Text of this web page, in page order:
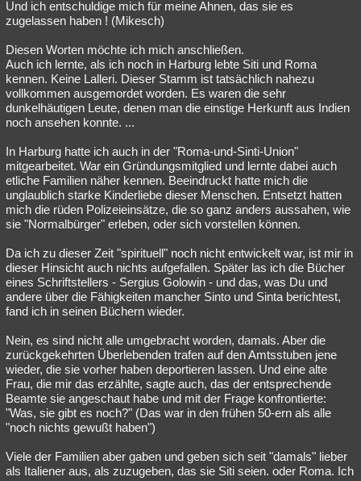
Und ich entschuldige mich für meine Ahnen, das sie es
zugelassen haben ! (Mikesch)
Diesen Worten möchte ich mich anschließen.
Auch ich lernte, als ich noch in Harburg lebte Siti und Roma
kennen. Keine Lalleri. Dieser Stamm ist tatsächlich nahezu
vollkommen ausgemordet worden. Es waren die sehr
dunkelhäutigen Leute, denen man die einstige Herkunft aus Indien
noch ansehen konnte. ...
In Harburg hatte ich auch in der "Roma-und-Sinti-Union"
mitgearbeitet. War ein Gründungsmitglied und lernte dabei auch
etliche Familien näher kennen. Beeindruckt hatte mich die
unglaublich starke Kinderliebe dieser Menschen. Entsetzt hatten
mich die rüden Polizeieinsätze, die so ganz anders aussahen, wie
sie "Normalbürger" erleben, oder sich vorstellen können.
Da ich zu dieser Zeit "spirituell" noch nicht entwickelt war, ist mir in
dieser Hinsicht auch nichts aufgefallen. Später las ich die Bücher
eines Schriftstellers - Sergius Golowin - und das, was Du und
andere über die Fähigkeiten mancher Sinto und Sinta berichtest,
fand ich in seinen Büchern wieder.
Nein, es sind nicht alle umgebracht worden, damals. Aber die
zurückgekehrten Überlebenden trafen auf den Amtsstuben jene
wieder, die sie vorher haben deportieren lassen. Und eine alte
Frau, die mir das erzählte, sagte auch, das der entsprechende
Beamte sie angeschaut habe und mit der Frage konfrontierte:
"Was, sie gibt es noch?" (Das war in den frühen 50-ern als alle
"noch nichts gewußt haben")
Viele der Familien aber gaben und geben sich seit "damals" lieber
als Italiener aus, als zuzugeben, das sie Siti seien. oder Roma. Ich